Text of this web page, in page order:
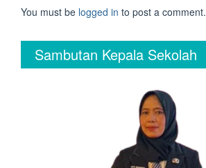
You must be logged in to post a comment.
Sambutan Kepala Sekolah